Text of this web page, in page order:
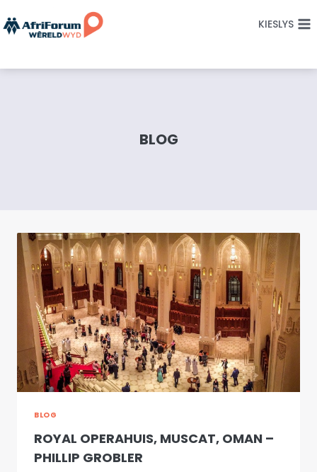
to
KIESLYS
BLOG
BLOG
ROYAL OPERAHUIS, MUSCAT, OMAN –
PHILLIP GROBLER